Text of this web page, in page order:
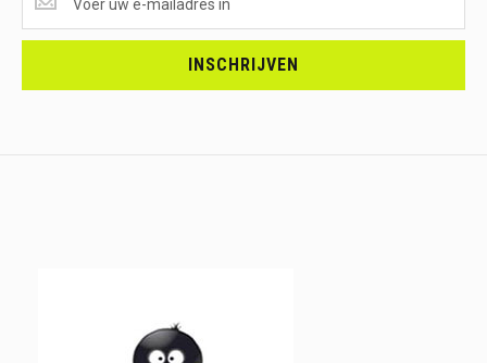
ONTVANGEN?
<br>SCHRIJF
INSCHRIJVEN